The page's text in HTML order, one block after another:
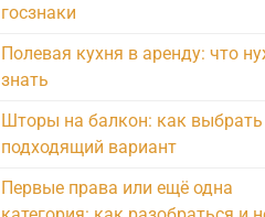
госзнаки
Полевая кухня в аренду: что
знать
Шторы на балкон: как выбрать
подходящий вариант
Первые права или ещё одна